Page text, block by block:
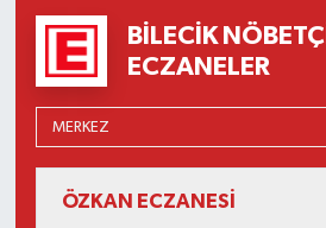
BILECIK NÖBETÇI
ECZANELER
ÖZKAN ECZANESİ